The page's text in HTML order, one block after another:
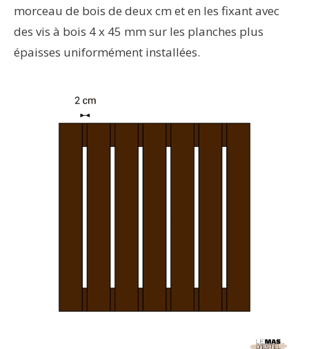
morceau de bois de deux cm et en les fixant avec
des vis à bois 4 x 45 mm sur les planches plus
épaisses uniformément installées.